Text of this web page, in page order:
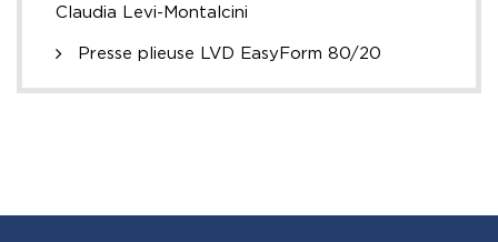
Claudia Levi-Montalcini
Presse plieuse LVD EasyForm 80/20